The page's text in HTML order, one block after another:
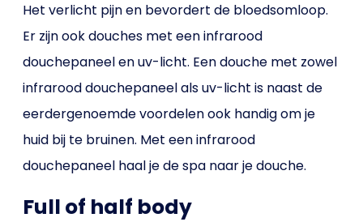
Het verlicht pijn en bevordert de bloedsomloop.
Er zijn ook douches met een infrarood
douchepaneel en uv-licht. Een douche met zowel
infrarood douchepaneel als uv-licht is naast de
eerdergenoemde voordelen ook handig om je
huid bij te bruinen. Met een infrarood
douchepaneel haal je de spa naar je douche.
Full of half body